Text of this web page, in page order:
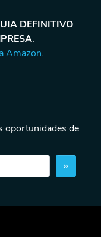
DEFINITIVO
.
Amazon.
oportunidades de
»